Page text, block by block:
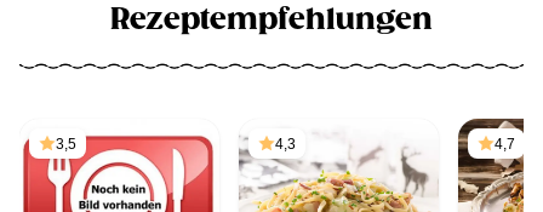
Rezeptempfehlungen
3,5 4,3 4,7